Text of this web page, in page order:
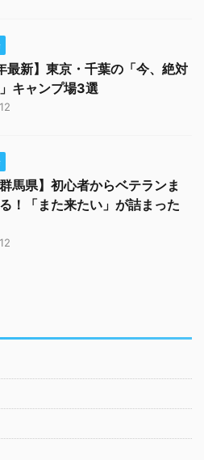
最新】東京・千葉の「今、絶対
キャンプ場3選
群馬県】初心者からベテランま
！「また来たい」が詰まった